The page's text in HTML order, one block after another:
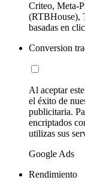
Criteo, Meta-
(RTBHouse),
basadas en
Conversion
Al aceptar
el éxito de
publicitaria.
encriptados
utilizas sus
Google Ads
Rendimiento